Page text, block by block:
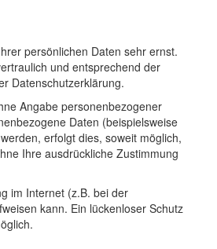
persönlichen Daten sehr ernst.
und entsprechend der
Datenschutzerklärung.
Angabe personenbezogener
Daten (beispielsweise
erfolgt dies, soweit möglich,
Ihre ausdrückliche Zustimmung
im Internet (z.B. bei der
kann. Ein lückenloser Schutz